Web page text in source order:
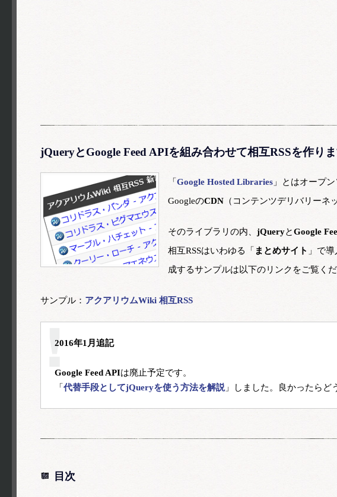
jQueryとGoogle Feed APIを組み合わせて相互RSSを作り
「 Google Hosted Libraries 」とはオープ
GoogleのCDN （コンテンツデリバリーネ
そのライブラリの内、 jQueryとGoogle
相互RSSはいわゆる「 まとめサイト 」で
成するサンプルは以下のリンクをご覧くだ
サンプル： アクアリウムWiki 相互RSS
2016年1月追記
Google Feed APIは廃止予定です。
「代替手段としてjQueryを使う方法を解説
目次